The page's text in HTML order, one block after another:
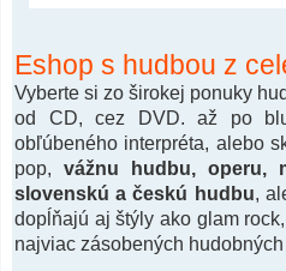
Eshop s hudbou z
Vyberte si zo širokej ponuky
od CD, cez DVD. až po
obľúbeného interpréta, alebo
pop, vážnu hudbu, operu,
slovenskú a českú hudbu ,
dopĺňajú aj štýly ako glam
najviac zásobených